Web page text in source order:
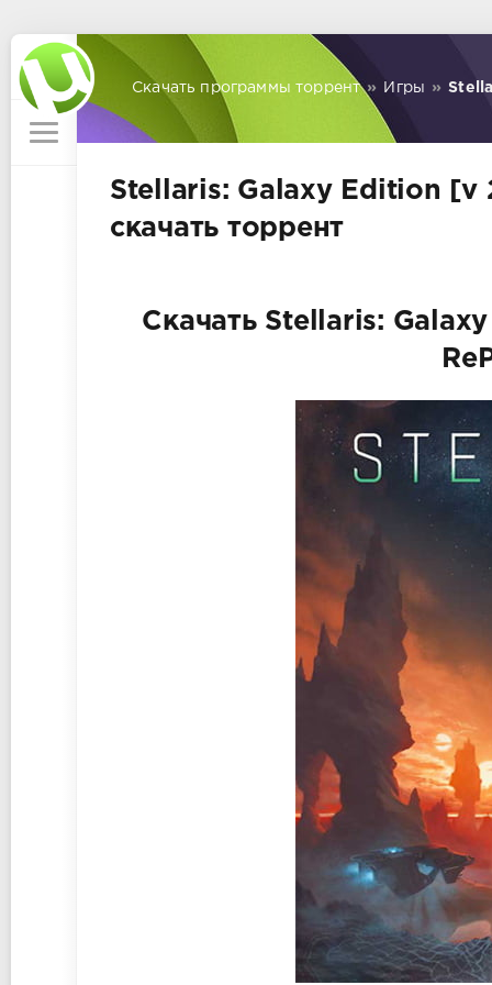
Скачать программы торрент » Игры »
Stellaris: Galaxy Edition [v
скачать торрент
Скачать Stellaris: